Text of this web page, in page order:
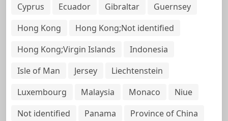
Cyprus
Ecuador Gibraltar
Guernsey
Hong Kong
Hong Kong;Not identified
Hong Kong;Virgin Islands
Indonesia
Isle of Man
Jersey
Liechtenstein
Luxembourg
Malaysia Monaco
Niue
Not identified
Panama
Province of China